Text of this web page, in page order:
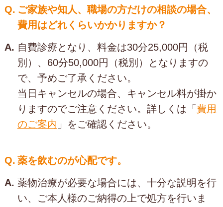
Q. ご家族や知人、職場の方だけの相談の場合、
費用はどれくらいかかりますか？
A. 自費診療となり、料金は30分25,000円（税
別）、60分50,000円（税別）となりますの
で、予めご了承ください。
当日キャンセルの場合、キャンセル料が掛か
りますのでご注意ください。詳しくは「 費用
のご案内 」をご確認ください。
Q. 薬を飲むのが心配です。
A. 薬物治療が必要な場合には、十分な説明を行
い、ご本人様のご納得の上で処方を行いま